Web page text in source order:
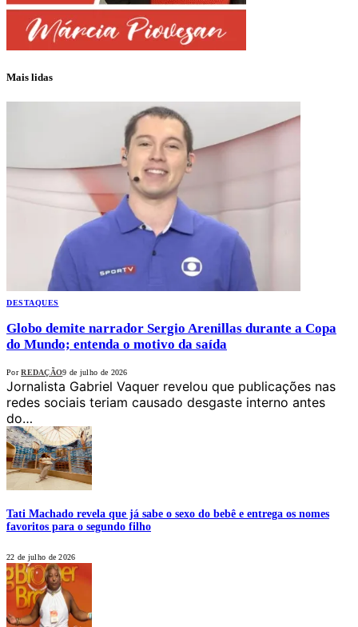
Mais lidas
DESTAQUES
Globo demite narrador Sergio Arenillas durante a Copa
do Mundo; entenda o motivo da saída
Por REDAÇÃO9 de julho de 2026
Jornalista Gabriel Vaquer revelou que publicações nas
redes sociais teriam causado desgaste interno antes
do…
Tati Machado revela que já sabe o sexo do bebê e entrega os nomes
favoritos para o segundo filho
22 de julho de 2026